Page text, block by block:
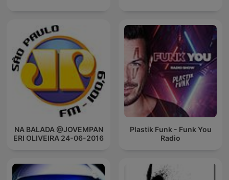
NA BALADA @JOVEMPAN
ERI OLIVEIRA 24-06-2016
Plastik Funk - Funk You
Radio